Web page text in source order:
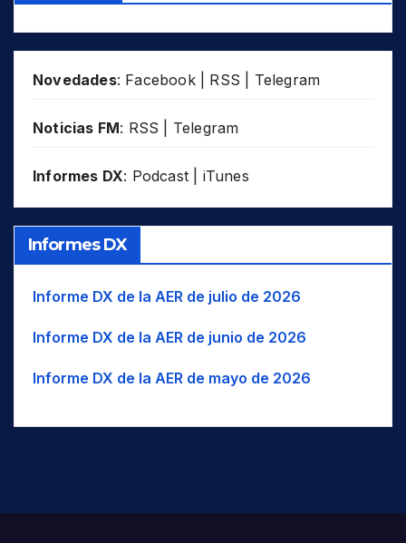
Novedades: Facebook| RSS Telegram
Noticias FM: RSS Telegram
Informes DX: Podcast iTunes
Informes DX
Informe DX de la AER de julio de 2026
Informe DX de la AER de junio de 2026
Informe DX de la AER de mayo de 2026